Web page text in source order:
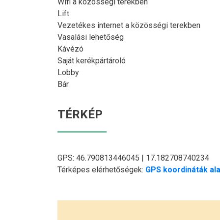
Lift
Vezetékes internet a közösségi terekben
Vasalási lehetőség
Kávézó
Saját kerékpártároló
Lobby
Bár
TÉRKÉP
GPS: 46.790813446045 | 17.182708740234
Térképes elérhetőségek: GPS koordináták